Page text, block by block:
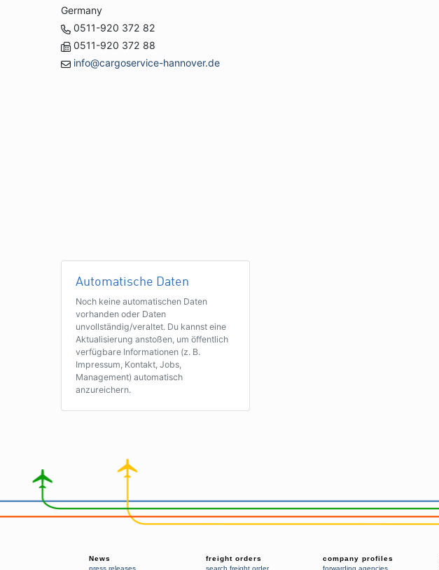
Germany
0511-920 372 82
0511-920 372 88
info@cargoservice-hannover.de
Automatische Daten
Noch keine automatischen Daten
vorhanden oder Daten
unvollständig/veraltet. Du kannst eine
Aktualisierung anstoßen, um öffentlich
verfügbare Informationen (z. B.
Impressum, Kontakt, Jobs,
Management) automatisch
anzureichern.
News
press releases
freight orders
search freight order
company profiles
forwarding agencies